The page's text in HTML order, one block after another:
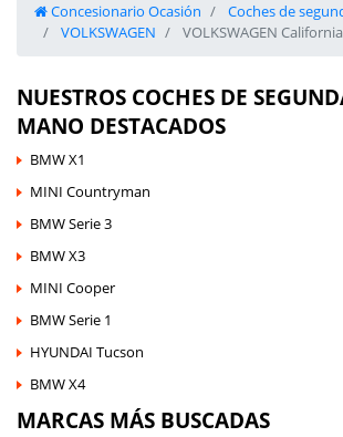
Concesionario Ocasión
Coches de
VOLKSWAGEN
VOLKSWAGEN California
NUESTROS COCHES DE
MANO DESTACADOS
BMW X1
MINI Countryman
BMW Serie 3
BMW X3
MINI Cooper
BMW Serie 1
HYUNDAI Tucson
BMW X4
MARCAS MÁS BUSCADAS